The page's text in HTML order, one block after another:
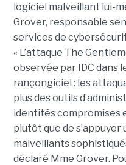
logiciel malveillant lui-
Grover, responsable
services de
« L’attaque The
observée par IDC dans
rançongiciel : les
plus des outils
identités compromises
plutôt que de
malveillants
déclaré Mme Grover.